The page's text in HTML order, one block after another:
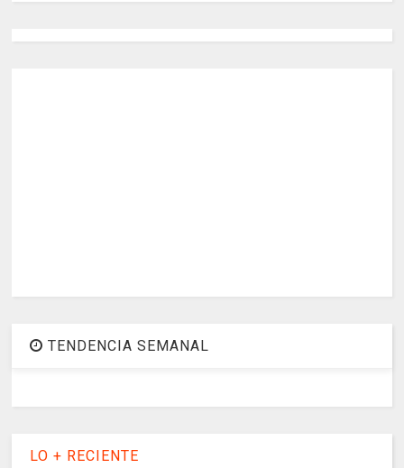
TENDENCIA SEMANAL
LO + RECIENTE